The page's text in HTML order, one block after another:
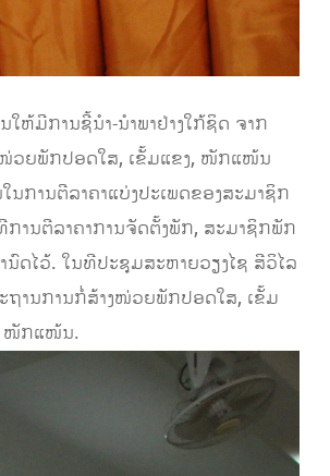
ຫ້ມີການຊີ້ນໍາ-ນໍາພາຢ່າງໃກ້ຊິດ ຈາກ
ໜ່ວຍພັກປອດໃສ, ເຂັ້ມແຂງ, ໜັກແໜ້ນ
ການຕີລາຄາແບ່ງປະເພດຂອງສະມາຊິກ
ານຕີລາຄາການຈັດຕັ້ງພັກ, ສະມາຊິກພັກ
ດໄວ້. ໃນທີປະຊຸມສະຫາຍວຽງໄຊ ສີວິໄລ
ານການກໍ່ສ້າງໜ່ວຍພັກປອດໃສ, ເຂັ້ມ
ໜັກແໜ້ນ.